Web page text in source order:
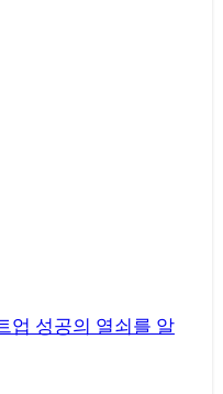
업 성공의 열쇠를 알